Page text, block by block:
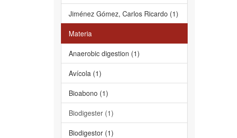
Jiménez Gómez, Carlos Ricardo (1)
Materia
Anaerobic digestion (1)
Avícola (1)
Bioabono (1)
Biodigester (1)
Biodigestor (1)